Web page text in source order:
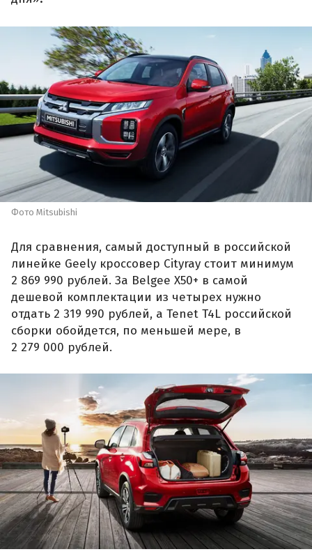
Фото Mitsubishi
Для сравнения, самый доступный в российской
линейке Geely кроссовер Cityray стоит минимум
2 869 990 рублей. За Belgee X50+ в самой
дешевой комплектации из четырех нужно
отдать 2 319 990 рублей, а Tenet T4L российской
сборки обойдется, по меньшей мере, в
2 279 000 рублей.